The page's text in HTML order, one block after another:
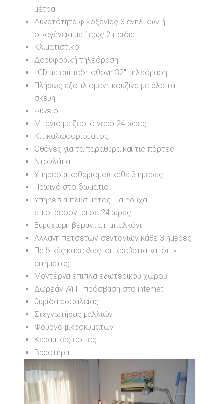
μέτρα
Δυνατότητα φιλοξενίας 3 ενήλικων ή
οικογένεια με 1έως 2 παιδιά
Κλιματιστικό
Δορυφορική τηλεόραση
LCD με επίπεδη οθόνη 32" τηλεόραση
Πλήρως εξοπλισμένη κουζίνα με όλα τα
σκεύη
Ψυγείο
Μπάνιο με ζεστό νερό 24 ώρες
Κιτ καλωσορίσματος
Οθόνες για τα παράθυρα και τις πόρτες
Ντουλάπα
Υπηρεσία καθαρισμού κάθε 3 ημέρες
Πρωινό στο δωμάτιο
Υπηρεσία πλυσίματος. Τα ρούχα
επιστρέφονται σε 24 ώρες.
Ευρύχωρη βεράντα ή μπαλκόνι
Αλλαγή πετσετών-σεντονιών κάθε 3 ημέρες
Παιδικές καρέκλες και κρεβάτια κατόπιν
αιτήματος
Μοντέρνα έπιπλα εξωτερικού χώρου
Δωρεάν Wi-Fi πρόσβαση στο internet
θυρίδα ασφαλείας
Στεγνωτήρας μαλλιών
Φούρνο μικροκυμάτων
Κεραμικές εστίες
Βραστήρα